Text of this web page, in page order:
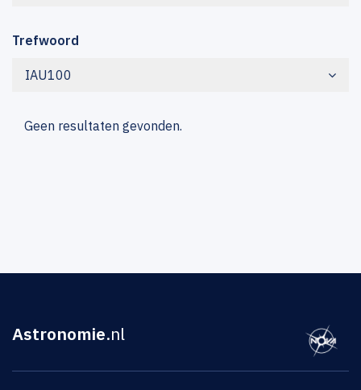
Trefwoord
IAU100
Geen resultaten gevonden.
Astronomie.nl